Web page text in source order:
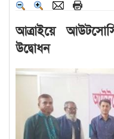
আত্রাইয়ে
উদ্বোধন